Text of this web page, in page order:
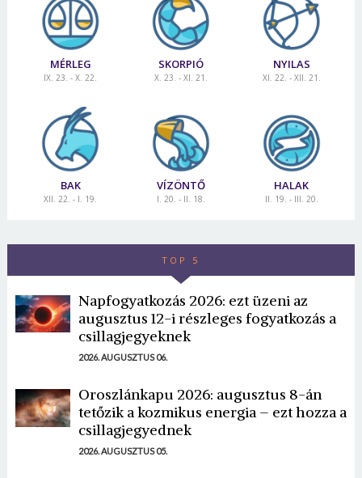
MÉRLEG
IX. 23. - X. 22.
SKORPIÓ
X. 23. - XI. 21.
NYILAS
XI. 22. - XII. 21.
BAK
XII. 22. - I. 19.
VÍZÖNTŐ
I. 20. - II. 18.
HALAK
II. 19. - III. 20.
TOP 5
Napfogyatkozás 2026: ezt üzeni az
augusztus 12-i részleges fogyatkozás a
csillagjegyeknek
2026. AUGUSZTUS 06.
Oroszlánkapu 2026: augusztus 8-án
tetőzik a kozmikus energia – ezt hozza a
csillagjegyednek
2026. AUGUSZTUS 05.